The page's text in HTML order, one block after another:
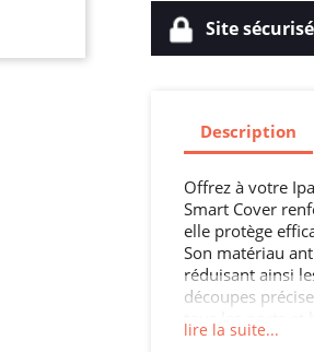
Site sécurisé
Description
Offrez à votre
Smart Cover
elle protège
Son matériau
réduisant ainsi
découpes
touche de style
lire la suite...